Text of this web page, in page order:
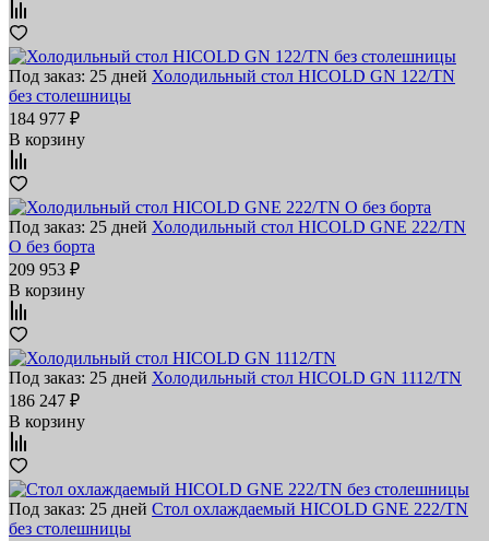
Под заказ: 25 дней Холодильный стол HICOLD GN 122/TN
без столешницы
184 977 ₽
В корзину
Под заказ: 25 дней Холодильный стол HICOLD GNE 222/TN
O без борта
209 953 ₽
В корзину
Под заказ: 25 дней Холодильный стол HICOLD GN 1112/TN
186 247 ₽
В корзину
Под заказ: 25 дней Стол охлаждаемый HICOLD GNE 222/TN
без столешницы